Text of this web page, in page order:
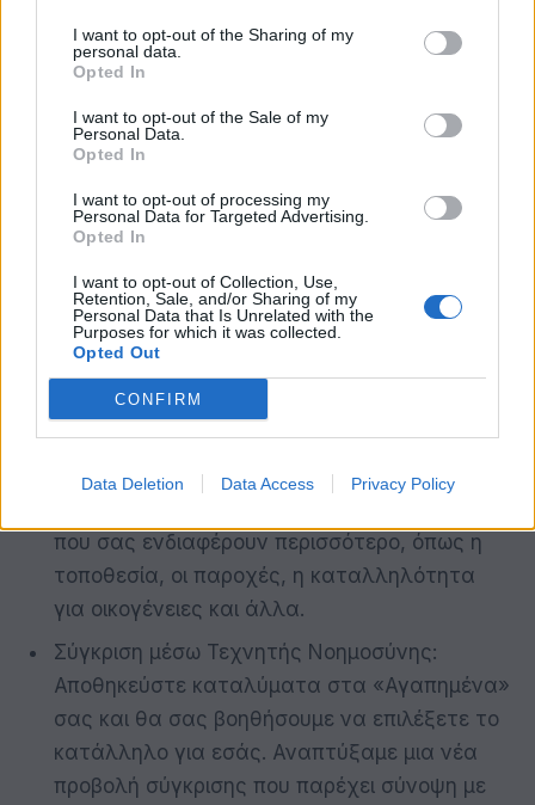
I want to opt-out of the Sharing of my
personal data.
Opted In
I want to opt-out of the Sale of my
Personal Data.
Opted In
I want to opt-out of processing my
Personal Data for Targeted Advertising.
Opted In
I want to opt-out of Collection, Use,
Retention, Sale, and/or Sharing of my
Personal Data that Is Unrelated with the
Purposes for which it was collected.
Opted Out
CONFIRM
Data Deletion Data Access Privacy Policy
Μόλις ανοίξετε την εφαρμογή, θα βρείτε τα
πάντα στη νέα αρχική σελίδα. Επίσης, σας
ιδανικό χώρο διαμονής, να οργανώνετε ταξίδια
με φίλους και συγγενείς και να λαμβάνετε
βοήθεια τη στιγμή που τη χρειάζεστε.
Ετικέτες και περιλήψεις κριτικών που έχουν
δημιουργηθεί με τη χρήση Τεχνητής
Νοημοσύνης: Η Airbnb διαθέτει πάνω από ένα
δισεκατομμύριο κριτικές από επισκέπτες και
οικοδεσπότες. Πλέον, δεν χρειάζεται να τις
διαβάσετε όλες πριν κάνετε κράτηση. Τα
μοντέλα μας συνθέτουν τις κριτικές για κάθε
που σας ενδιαφέρουν περισσότερο, όπως η
τοποθεσία, οι παροχές, η καταλληλότητα
για οικογένειες και άλλα.
Σύγκριση μέσω Τεχνητής Νοημοσύνης:
Αποθηκεύστε καταλύματα στα «Αγαπημένα»
σας και θα σας βοηθήσουμε να επιλέξετε το
κατάλληλο για εσάς. Αναπτύξαμε μια νέα
προβολή σύγκρισης που παρέχει σύνοψη με